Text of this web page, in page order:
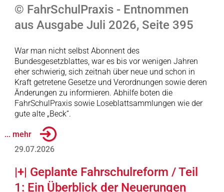
© FahrSchulPraxis - Entnommen
aus Ausgabe Juli 2026, Seite 395
War man nicht selbst Abonnent des
Bundesgesetzblattes, war es bis vor wenigen Jahren
eher schwierig, sich zeitnah über neue und schon in
Kraft getretene Gesetze und Verordnungen sowie deren
Änderungen zu informieren. Abhilfe boten die
FahrSchulPraxis sowie Loseblattsammlungen wie der
gute alte „Beck“.
... mehr
29.07.2026
|+| Geplante Fahrschulreform / Teil
1: Ein Überblick der Neuerungen